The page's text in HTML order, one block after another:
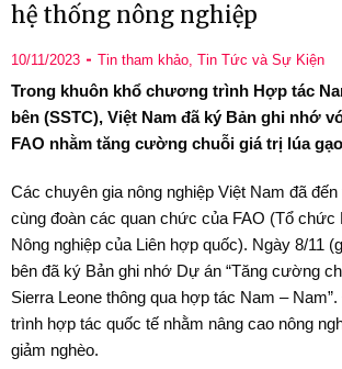
hệ thống nông nghiệp
10/11/2023 Tin tham khảo, Tin Tức và Sự Kiện
Trong khuôn khổ chương trình Hợp tác
bên (SSTC), Việt Nam đã ký Bản ghi nhớ
FAO nhằm tăng cường chuỗi giá trị lúa
Các chuyên gia nông nghiệp Việt Nam đã
cùng đoàn các quan chức của FAO (Tổ
Nông nghiệp của Liên hợp quốc). Ngày 8/11
bên đã ký Bản ghi nhớ Dự án “Tăng cường
Sierra Leone thông qua hợp tác Nam –
trình hợp tác quốc tế nhằm nâng cao nông
giảm nghèo.